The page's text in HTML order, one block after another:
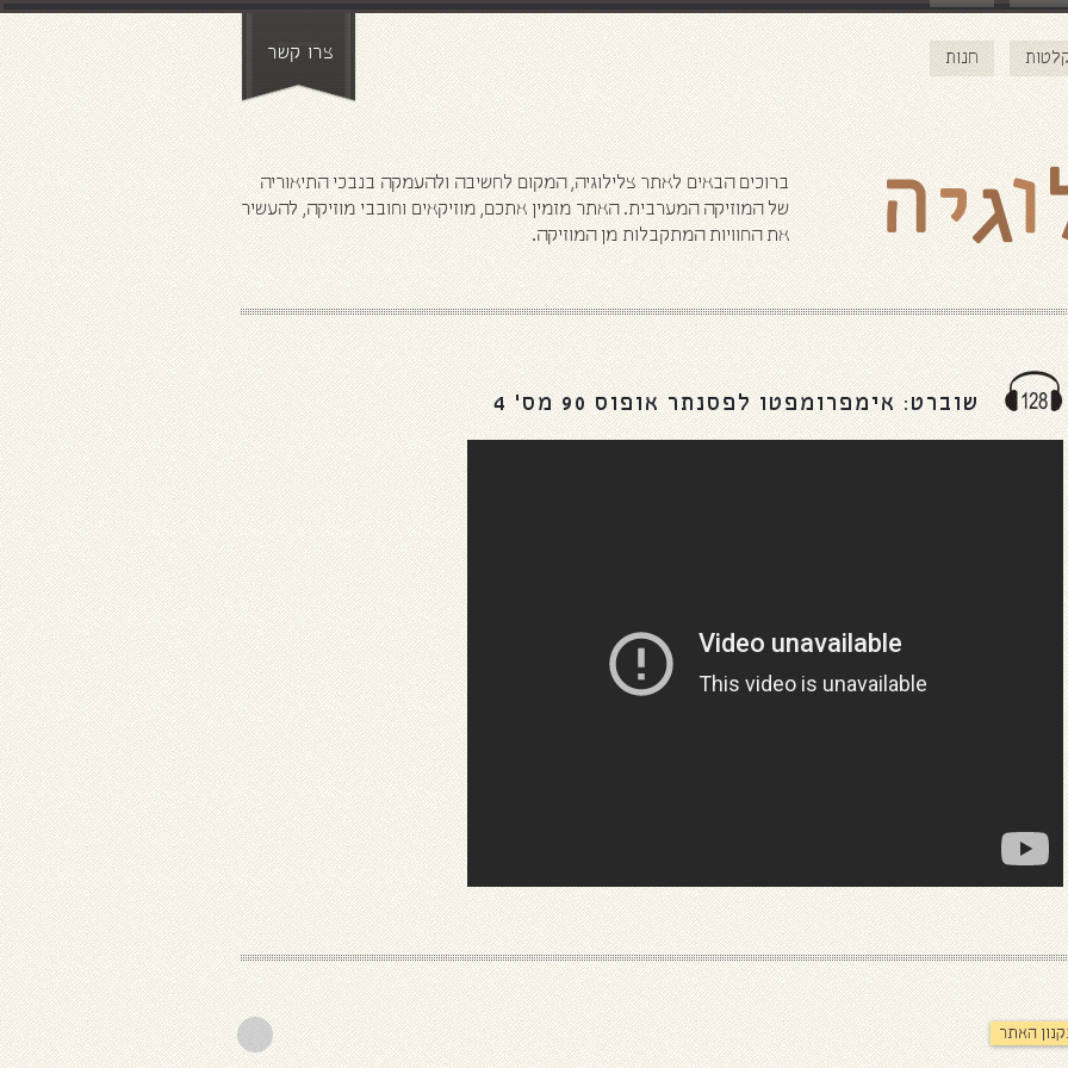
ליצירת קשר טלפוני
02-561-0493 / 050-322-8070
חנות צרו קשר
ברוכים הבאים לאתר צלילוגיה, המקום לחשיבה ולהעמקה בנבכי התיאוריה
של המוזיקה המערבית. האתר מזמין אתכם, מוזיקאים וחובבי מוזיקה, להעשיר
את החוויות המתקבלות מן המוזיקה.
שוברט: אימפרומפטו לפסנתר אופוס 90 מס’ 4
האתר